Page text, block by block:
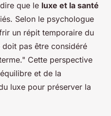
que le luxe et la santé
Selon le psychologue
un répit temporaire du
pas être considéré
Cette perspective
et de la
luxe pour préserver la